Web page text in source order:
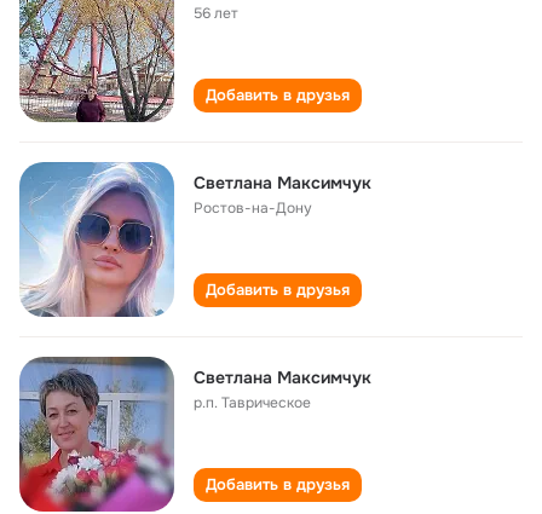
56 лет
Добавить в друзья
Светлана Максимчук
Ростов-на-Дону
Добавить в друзья
Светлана Максимчук
р.п. Таврическое
Добавить в друзья